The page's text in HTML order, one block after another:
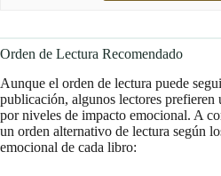
Orden de Lectura Recomendado
Aunque el orden de lectura puede
publicación, algunos lectores prefieren
por niveles de impacto emocional. A
un orden alternativo de lectura según
emocional de cada libro: